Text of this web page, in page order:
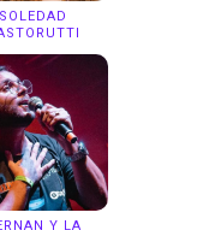
SOLEDAD
Y LA